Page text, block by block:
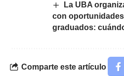
La UBA
con
graduados:
Comparte este artículo